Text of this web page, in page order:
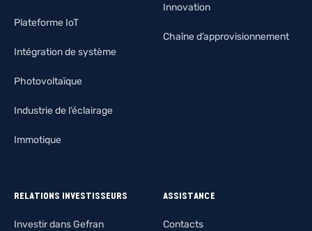
Plateforme IoT
Intégration de système
Photovoltaïque
Industrie de l’éclairage
Immotique
Innovation
Chaîne d’approvisionnement
RELATIONS INVESTISSEURS
Investir dans Gefran
ASSISTANCE
Contacts